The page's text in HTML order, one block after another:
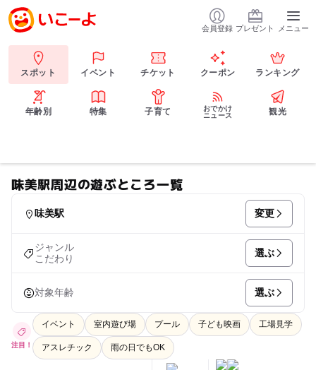
会員登録 プレゼント メニュー
スポット イベント チケット クーポン ランキング
年齢別 特集 子育て
おでかけ
ニュース
観光
味美駅周辺の遊ぶところ一覧
味美駅 変更
ジャンル
こだわり
選ぶ
対象年齢 選ぶ
注目！
イベント 室内遊び場 プール 子ども映画 工場見学
アスレチック 雨の日でもOK